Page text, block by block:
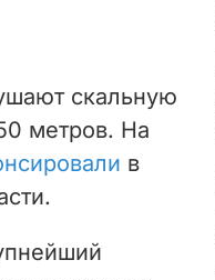
скальную
метров. На
в